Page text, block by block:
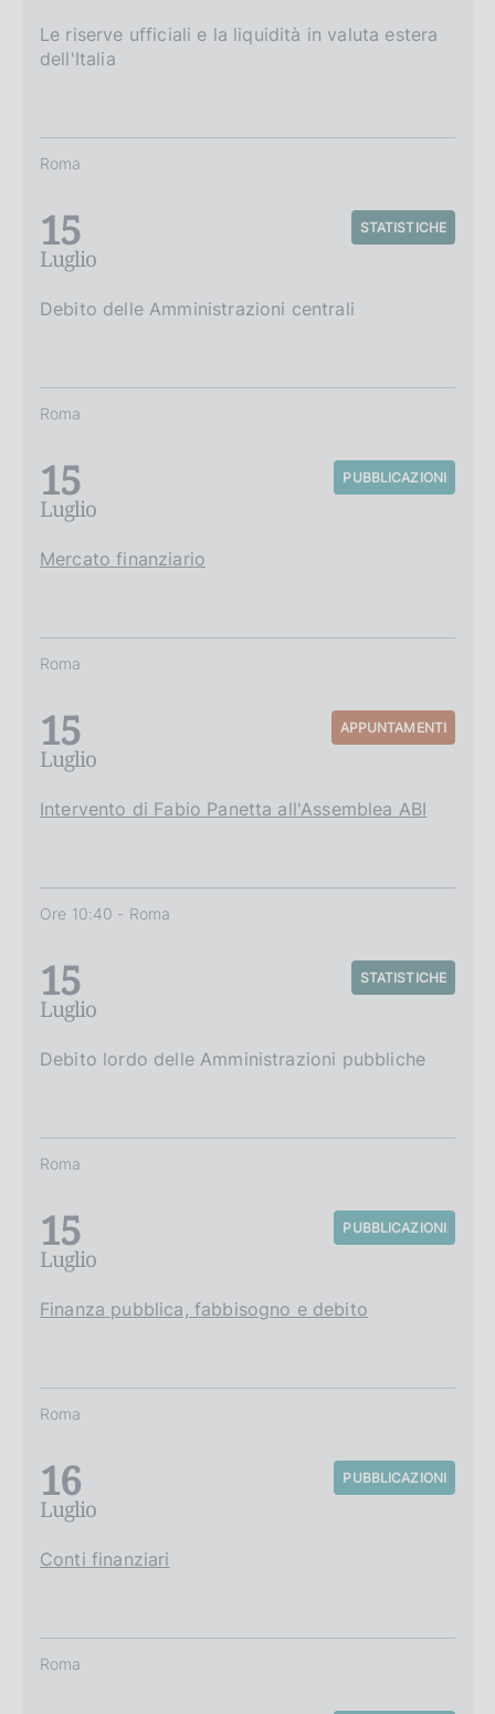
Le riserve ufficiali e la liquidità in valuta estera
dell'Italia
Roma
15
Luglio
STATISTICHE
Debito delle Amministrazioni centrali
Roma
15
Luglio
PUBBLICAZIONI
Mercato finanziario
Roma
15
Luglio
APPUNTAMENTI
Intervento di Fabio Panetta all'Assemblea ABI
Ore 10:40 - Roma
15
Luglio
STATISTICHE
Debito lordo delle Amministrazioni pubbliche
Roma
15
Luglio
PUBBLICAZIONI
Finanza pubblica, fabbisogno e debito
Roma
16
Luglio
PUBBLICAZIONI
Conti finanziari
Roma